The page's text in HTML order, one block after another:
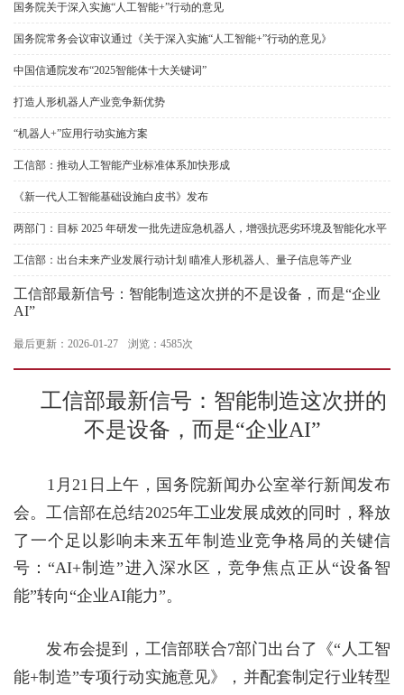
国务院关于深入实施“人工智能+”行动的意见
国务院常务会议审议通过《关于深入实施“人工智能+”行动的意见》
中国信通院发布“2025智能体十大关键词”
打造人形机器人产业竞争新优势
“机器人+”应用行动实施方案
工信部：推动人工智能产业标准体系加快形成
《新一代人工智能基础设施白皮书》发布
两部门：目标 2025 年研发一批先进应急机器人，增强抗恶劣环境及智能化水平
工信部：出台未来产业发展行动计划 瞄准人形机器人、量子信息等产业
工信部最新信号：智能制造这次拼的不是设备，而是“企业
AI”
最后更新：2026-01-27 浏览：4585次
工信部最新信号：智能制造这次拼的
不是设备，而是“企业AI”
1 月21 日上午，国务院新闻办公室举行新闻发布
会。工信部在总结2025年工业发展成效的同时，释放
了一个足以影响未来五年制造业竞争格局的关键信
号：“AI+制造”进入深水区，竞争焦点正从“设备智
能”转向“企业AI能力”。
发布会提到，工信部联合7部门出台了《“人工智
能+制造”专项行动实施意见》，并配套制定行业转型